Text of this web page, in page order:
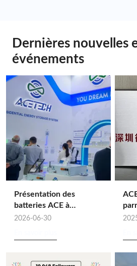
Dernières nouvelles
événements
Présentation des
batteries ACE à
Intersolar Europe 2026 :
mesure pour le stockage
synergie complète de la
2026-06-30
la